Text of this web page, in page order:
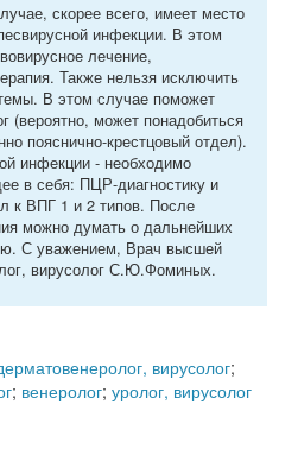
скорее всего, имеет место
инфекции. В этом
лечение,
Также нельзя исключить
В этом случае поможет
(вероятно, может понадобиться
пояснично-крестцовый отдел).
инфекции - необходимо
в себя: ПЦР-диагностику и
к ВПГ 1 и 2 типов. После
можно думать о дальнейших
С уважением, Врач высшей
вирусолог С.Ю.Фоминых.
вирусолог;
; венеролог; уролог, вирусолог